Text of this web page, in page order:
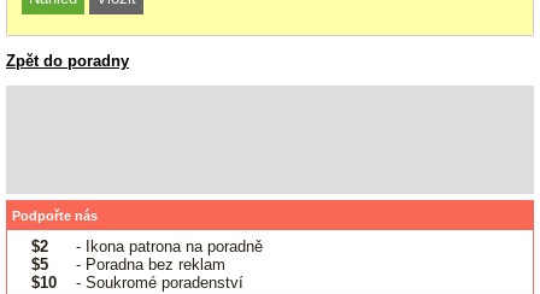
Zpět do poradny
Podpořte nás
$2
- Ikona patrona na poradně
$5
- Poradna bez reklam
$10
- Soukromé poradenství